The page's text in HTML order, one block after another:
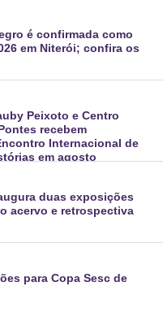
é confirmada como
em Niterói; confira os
Peixoto e Centro
recebem
Internacional de
em agosto
duas exposições
acervo e retrospectiva
para Copa Sesc de